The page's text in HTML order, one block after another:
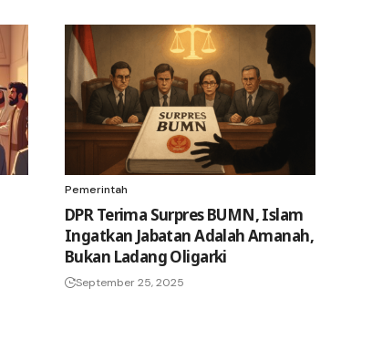
Pemerintah
DPR Terima Surpres BUMN, Islam
Ingatkan Jabatan Adalah Amanah,
Bukan Ladang Oligarki
September 25, 2025